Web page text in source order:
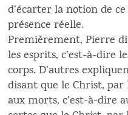
d’écarter la notion de
présence réelle.
Premièrement, Pierre
les esprits, c’est-à-dire
corps. D’autres
disant que le Christ,
aux morts, c’est-à-dire